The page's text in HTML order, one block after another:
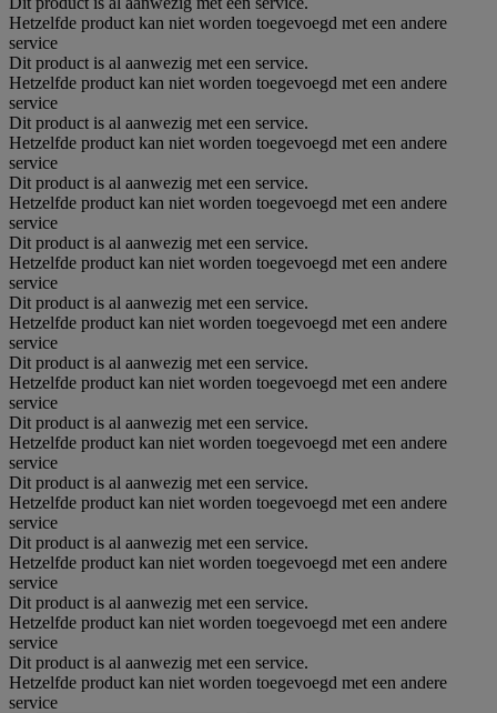
Hetzelfde product kan niet worden toegevoegd met een andere
service
Dit product is al aanwezig met een service.
Hetzelfde product kan niet worden toegevoegd met een andere
service
Dit product is al aanwezig met een service.
Hetzelfde product kan niet worden toegevoegd met een andere
service
Dit product is al aanwezig met een service.
Hetzelfde product kan niet worden toegevoegd met een andere
service
Dit product is al aanwezig met een service.
Hetzelfde product kan niet worden toegevoegd met een andere
service
Dit product is al aanwezig met een service.
Hetzelfde product kan niet worden toegevoegd met een andere
service
Dit product is al aanwezig met een service.
Hetzelfde product kan niet worden toegevoegd met een andere
service
Dit product is al aanwezig met een service.
Hetzelfde product kan niet worden toegevoegd met een andere
service
Dit product is al aanwezig met een service.
Hetzelfde product kan niet worden toegevoegd met een andere
service
Dit product is al aanwezig met een service.
Hetzelfde product kan niet worden toegevoegd met een andere
service
Dit product is al aanwezig met een service.
Hetzelfde product kan niet worden toegevoegd met een andere
service
Dit product is al aanwezig met een service.
Hetzelfde product kan niet worden toegevoegd met een andere
service